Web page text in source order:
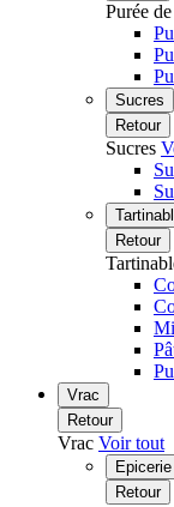
Purée
Sucres
Retour
Sucres
Retour
Vrac
Retour
Vrac Voir tout
Retour